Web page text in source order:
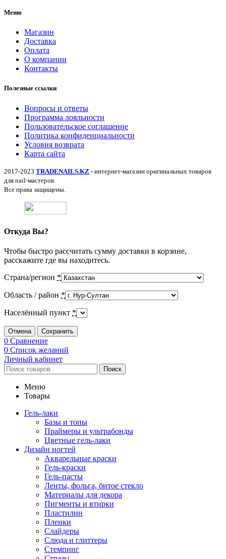
Меню
Магазин
Доставка
Оплата
О компании
Контакты
Полезные ссылки
Вопросы и ответы
Программа лояльности
Пользовательское соглашение
Политика конфиденциальности
Условия возврата
Карта сайта
2017-2023 TRADENAILS.KZ - интернет-магазин оригинальных товаров
для nail-мастеров.
Все права защищены.
Откуда Вы?
Чтобы быстро рассчитать сумму доставки в корзине,
расскажите где вы находитесь.
Страна/регион *
Область / район *
Населённый пункт *
Отмена Сохранить
0 Сравнение
0 Список желаний
Личный кабинет
Поиск
Меню
Товары
Гель-лаки
Базы и топы
Праймеры и ультрабонды
Цветные гель-лаки
Дизайн ногтей
Акварельные краски
Гель-краски
Гель-пасты
Ленты, фольга, битое стекло
Материалы для декора
Пигменты и втирки
Пластилин
Пленки
Слайдеры
Слюда и глиттеры
Стемпинг